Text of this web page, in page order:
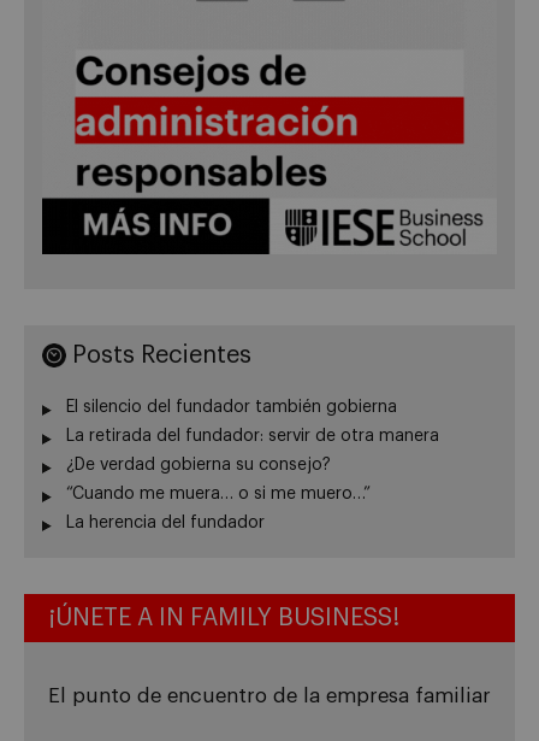
Posts Recientes
El silencio del fundador también gobierna
La retirada del fundador: servir de otra manera
¿De verdad gobierna su consejo?
“Cuando me muera… o si me muero…”
La herencia del fundador
¡ÚNETE A IN FAMILY BUSINESS!
El punto de encuentro de la empresa familiar